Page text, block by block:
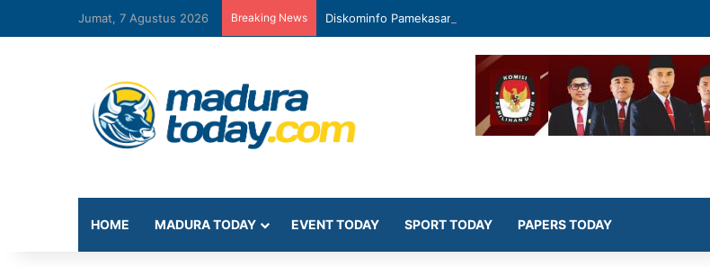
Jumat, 7 Agustus 2026 Breaking News Diskominfo Pamekasan Latih Siswa Public Speaking dan Konten Publik
HOME MADURA TODAY EVENT TODAY SPORT TODAY PAPERS TODAY